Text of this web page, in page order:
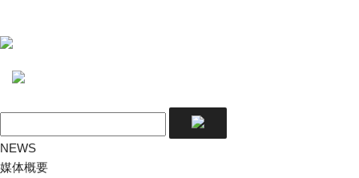
NEWS
媒体概要